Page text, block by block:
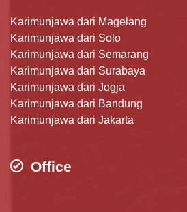
Karimunjawa dari Magelang
Karimunjawa dari Solo
Karimunjawa dari Semarang
Karimunjawa dari Surabaya
Karimunjawa dari Jogja
Karimunjawa dari Bandung
Karimunjawa dari Jakarta
Office